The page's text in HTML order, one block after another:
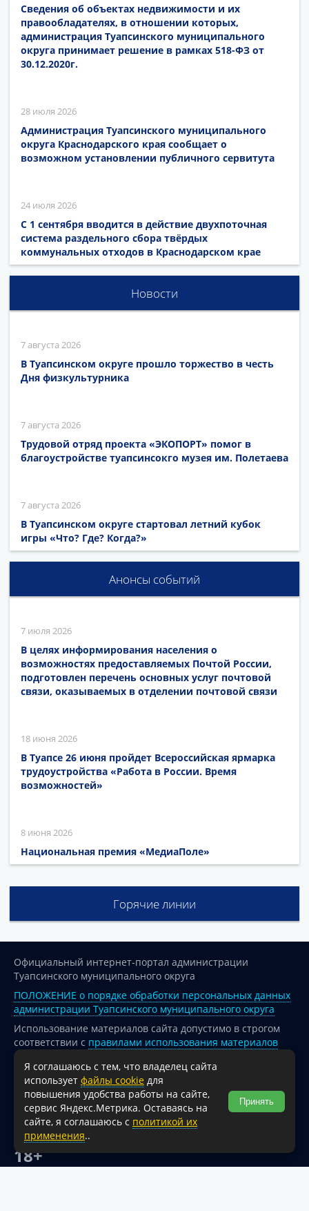
Сведения об объектах недвижимости и их
правообладателях, в отношении которых,
администрация Туапсинского муниципального
округа принимает решение в рамках 518-ФЗ от
30.12.2020г.
28 июля 2026
Администрация Туапсинского муниципального
округа Краснодарского края сообщает о
возможном установлении публичного сервитута
24 июля 2026
С 1 сентября вводится в действие двухпоточная
система раздельного сбора твёрдых
коммунальных отходов в Краснодарском крае
Новости
7 августа 2026
В Туапсинском округе прошло торжество в честь
Дня физкультурника
7 августа 2026
Трудовой отряд проекта «ЭКОПОРТ» помог в
благоустройстве туапсинсокго музея им. Полетаева
7 августа 2026
В Туапсинском округе стартовал летний кубок
игры «Что? Где? Когда?»
Анонсы событий
7 июля 2026
В целях информирования населения о
возможностях предоставляемых Почтой России,
подготовлен перечень основных услуг почтовой
связи, оказываемых в отделении почтовой связи
18 июня 2026
В Туапсе 26 июня пройдет Всероссийская ярмарка
трудоустройства «Работа в России. Время
возможностей»
8 июня 2026
Национальная премия «МедиаПоле»
Горячие линии
Официальный интернет-портал администрации
Туапсинского муниципального округа
ПОЛОЖЕНИЕ о порядке обработки персональных данных
администрации Туапсинского муниципального округа
Использование материалов сайта допустимо в строгом
соответствии с правилами использования материалов
опубликованных на сайте
При перепечатке и использовании информации ссылка
на источник обязательна.
Для сайтов и страниц сети Интернет обязательна
активная гиперссылка на официальный интернет-портал
администрации Туапсинского муниципального округа.
18+
Я соглашаюсь с тем, что владелец сайта
использует файлы cookie для
повышения удобства работы на сайте,
сервис Яндекс.Метрика. Оставаясь на
сайте, я соглашаюсь с политикой их
применения..
Принять